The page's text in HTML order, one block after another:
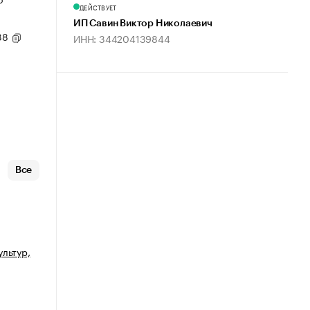
Все
ДЕЙСТВУЕТ
ИП Савин Виктор Николаевич
ИНН: 344204139844